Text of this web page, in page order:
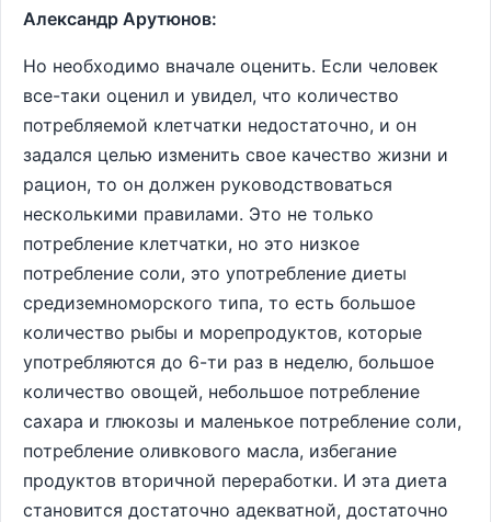
Александр Арутюнов:
Но необходимо вначале оценить. Если человек
все-таки оценил и увидел, что количество
потребляемой клетчатки недостаточно, и он
задался целью изменить свое качество жизни и
рацион, то он должен руководствоваться
несколькими правилами. Это не только
потребление клетчатки, но это низкое
потребление соли, это употребление диеты
средиземноморского типа, то есть большое
количество рыбы и морепродуктов, которые
употребляются до 6-ти раз в неделю, большое
количество овощей, небольшое потребление
сахара и глюкозы и маленькое потребление соли,
потребление оливкового масла, избегание
продуктов вторичной переработки. И эта диета
становится достаточно адекватной, достаточно